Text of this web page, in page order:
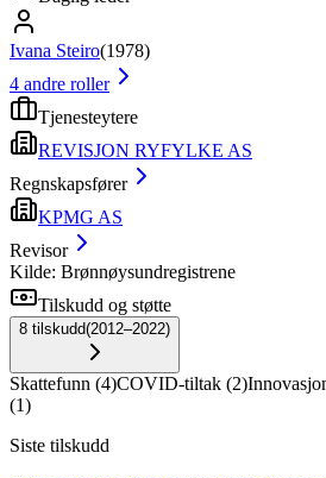
Ivana Steiro(1978)
4 andre roller
Tjenesteytere
REVISJON RYFYLKE AS
Regnskapsfører
KPMG AS
Revisor
Kilde: Brønnøysundregistrene
Tilskudd og støtte
8 tilskudd(2012–2022)
Skattefunn (4)COVID-tiltak (2)
(1)
Siste tilskudd